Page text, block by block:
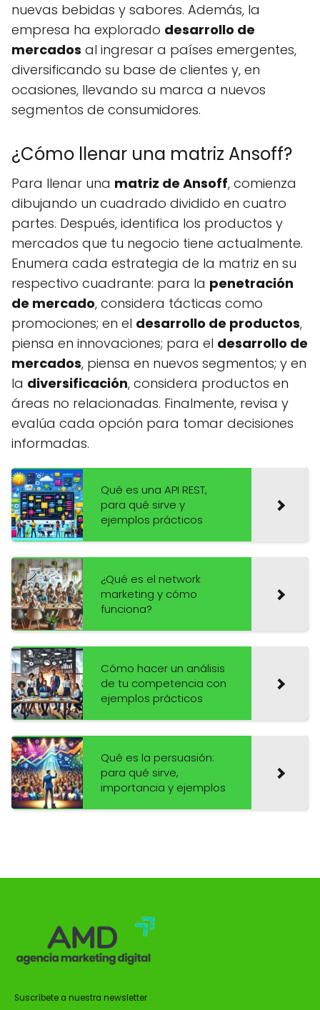
nuevas bebidas y sabores. Además, la
empresa ha explorado desarrollo de
mercados al ingresar a países emergentes,
diversificando su base de clientes y, en
ocasiones, llevando su marca a nuevos
segmentos de consumidores.
¿Cómo llenar una matriz Ansoff?
Para llenar una matriz de Ansoff, comienza
dibujando un cuadrado dividido en cuatro
partes. Después, identifica los productos y
mercados que tu negocio tiene actualmente.
Enumera cada estrategia de la matriz en su
respectivo cuadrante: para la penetración
de mercado, considera tácticas como
promociones; en el desarrollo de productos,
piensa en innovaciones; para el desarrollo de
mercados, piensa en nuevos segmentos; y en
la diversificación, considera productos en
áreas no relacionadas. Finalmente, revisa y
evalúa cada opción para tomar decisiones
informadas.
Qué es una API REST,
para qué sirve y
ejemplos prácticos
¿Qué es el network
marketing y cómo
funciona?
Cómo hacer un análisis
de tu competencia con
ejemplos prácticos
Qué es la persuasión:
para qué sirve,
importancia y ejemplos
Suscríbete a nuestra newsletter